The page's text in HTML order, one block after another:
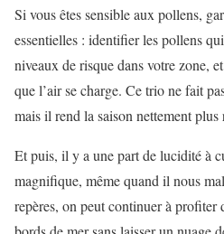
Si vous êtes sensible aux pollens,
essentielles : identifier les pollens
niveaux de risque dans votre zone,
que l’air se charge. Ce trio ne fait
mais il rend la saison nettement plus
Et puis, il y a une part de lucidité à
magnifique, même quand il nous
repères, on peut continuer à profiter